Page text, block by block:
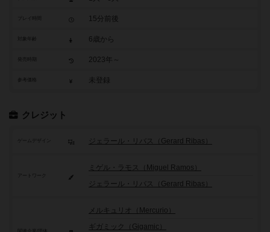
15分前後
6歳から
2023年～
参考価格 未登録
クレジット
ゲームデザイン ジェラール・リバス（Gerard Ribas）
アートワーク
ミゲル・ラモス（Miguel Ramos）
ジェラール・リバス（Gerard Ribas）
メルキュリオ（Mercurio）
ギガミック（Gigamic）